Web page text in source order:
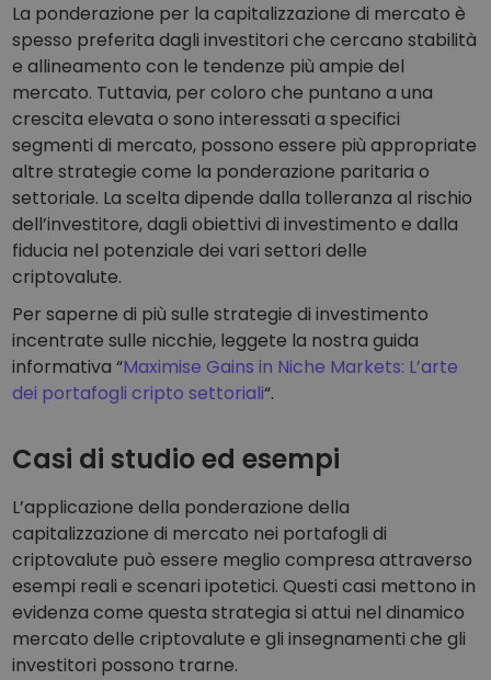
La ponderazione per la capitalizzazione di mercato è
spesso preferita dagli investitori che cercano stabilità
e allineamento con le tendenze più ampie del
mercato. Tuttavia, per coloro che puntano a una
crescita elevata o sono interessati a specifici
segmenti di mercato, possono essere più appropriate
altre strategie come la ponderazione paritaria o
settoriale. La scelta dipende dalla tolleranza al rischio
dell’investitore, dagli obiettivi di investimento e dalla
fiducia nel potenziale dei vari settori delle
criptovalute.
Per saperne di più sulle strategie di investimento
incentrate sulle nicchie, leggete la nostra guida
informativa “Maximise Gains in Niche Markets: L’arte
dei portafogli cripto settoriali“.
Casi di studio ed esempi
L’applicazione della ponderazione della
capitalizzazione di mercato nei portafogli di
criptovalute può essere meglio compresa attraverso
esempi reali e scenari ipotetici. Questi casi mettono in
evidenza come questa strategia si attui nel dinamico
mercato delle criptovalute e gli insegnamenti che gli
investitori possono trarne.